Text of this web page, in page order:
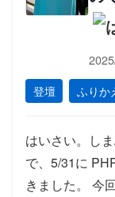
登壇 ふりか
はいさい。し
で、5/31に
きました。 今